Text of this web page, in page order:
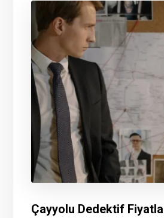
Çayyolu Dedektif